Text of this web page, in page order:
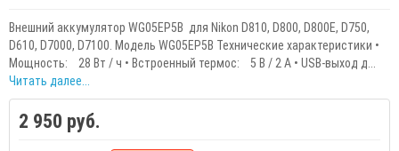
Внешний аккумулятор WG05EP5B для Nikon D810, D800, D800E, D750,
D610, D7000, D7100. Модель WG05EP5B Технические характеристики •
Мощность: 28 Вт / ч • Встроенный термос: 5 В / 2 А • USB-выход д...
Читать далее...
2 950 руб.